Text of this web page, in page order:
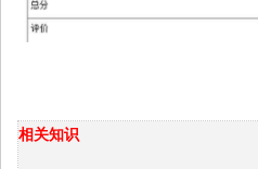
相关知识